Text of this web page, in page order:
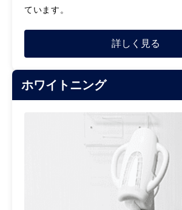
ています。
詳しく見る
ホワイトニング